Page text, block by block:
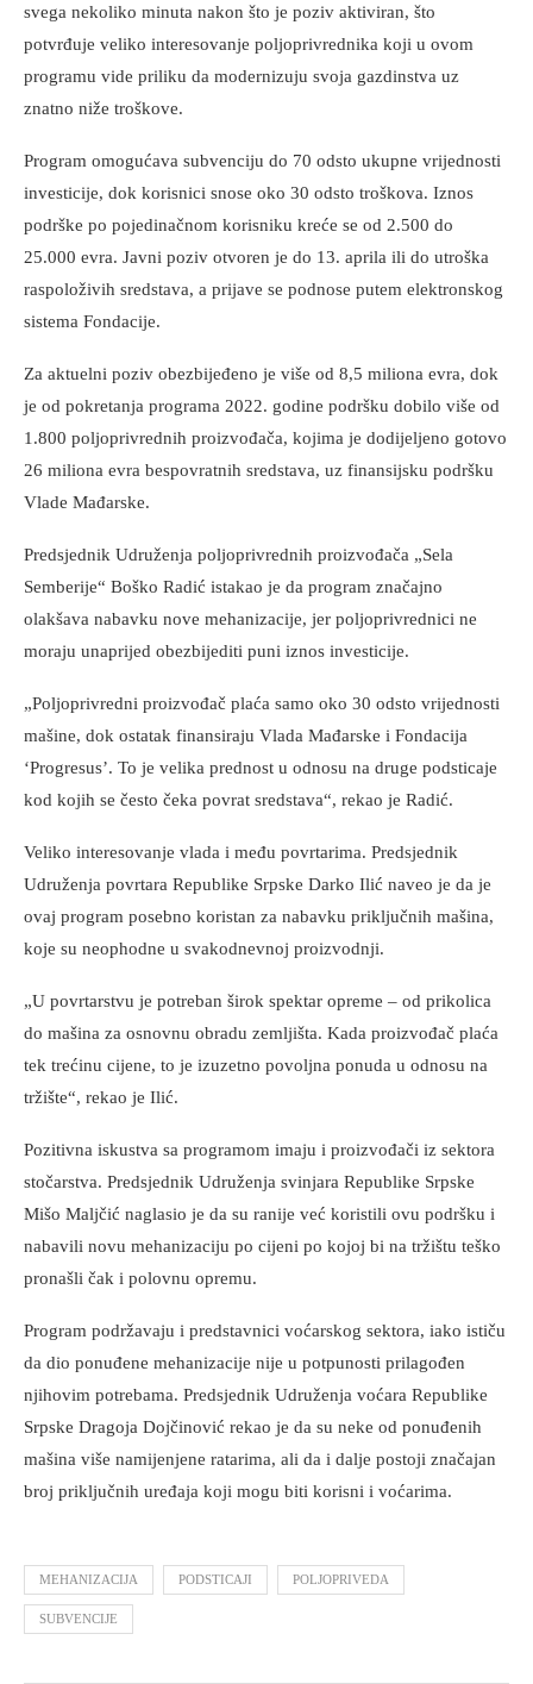
svega nekoliko minuta nakon što je poziv aktiviran, što
potvrđuje veliko interesovanje poljoprivrednika koji u ovom
programu vide priliku da modernizuju svoja gazdinstva uz
znatno niže troškove.
Program omogućava subvenciju do 70 odsto ukupne vrijednosti
investicije, dok korisnici snose oko 30 odsto troškova. Iznos
podrške po pojedinačnom korisniku kreće se od 2.500 do
25.000 evra. Javni poziv otvoren je do 13. aprila ili do utroška
raspoloživih sredstava, a prijave se podnose putem elektronskog
sistema Fondacije.
Za aktuelni poziv obezbijeđeno je više od 8,5 miliona evra, dok
je od pokretanja programa 2022. godine podršku dobilo više od
1.800 poljoprivrednih proizvođača, kojima je dodijeljeno gotovo
26 miliona evra bespovratnih sredstava, uz finansijsku podršku
Vlade Mađarske.
Predsjednik Udruženja poljoprivrednih proizvođača „Sela
Semberije“ Boško Radić istakao je da program značajno
olakšava nabavku nove mehanizacije, jer poljoprivrednici ne
moraju unaprijed obezbijediti puni iznos investicije.
„Poljoprivredni proizvođač plaća samo oko 30 odsto vrijednosti
mašine, dok ostatak finansiraju Vlada Mađarske i Fondacija
‘Progresus’. To je velika prednost u odnosu na druge podsticaje
kod kojih se često čeka povrat sredstava“, rekao je Radić.
Veliko interesovanje vlada i među povrtarima. Predsjednik
Udruženja povrtara Republike Srpske Darko Ilić naveo je da je
ovaj program posebno koristan za nabavku priključnih mašina,
koje su neophodne u svakodnevnoj proizvodnji.
„U povrtarstvu je potreban širok spektar opreme – od prikolica
do mašina za osnovnu obradu zemljišta. Kada proizvođač plaća
tek trećinu cijene, to je izuzetno povoljna ponuda u odnosu na
tržište“, rekao je Ilić.
Pozitivna iskustva sa programom imaju i proizvođači iz sektora
stočarstva. Predsjednik Udruženja svinjara Republike Srpske
Mišo Maljčić naglasio je da su ranije već koristili ovu podršku i
nabavili novu mehanizaciju po cijeni po kojoj bi na tržištu teško
pronašli čak i polovnu opremu.
Program podržavaju i predstavnici voćarskog sektora, iako ističu
da dio ponuđene mehanizacije nije u potpunosti prilagođen
njihovim potrebama. Predsjednik Udruženja voćara Republike
Srpske Dragoja Dojčinović rekao je da su neke od ponuđenih
mašina više namijenjene ratarima, ali da i dalje postoji značajan
broj priključnih uređaja koji mogu biti korisni i voćarima.
MEHANIZACIJA PODSTICAJI POLJOPRIVEDA
SUBVENCIJE